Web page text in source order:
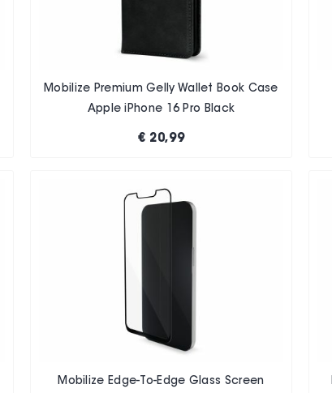
Mobilize Premium Gelly Wallet Book Case
Apple iPhone 16 Pro Black
€ 20,99
Mobilize Edge-To-Edge Glass Screen